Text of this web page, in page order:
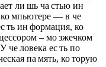
ли шь ча стью ин
мпьютере — в че
ть ин формация, ко
– мо зжечком
че ловека ес ть по
па мять, ко торую